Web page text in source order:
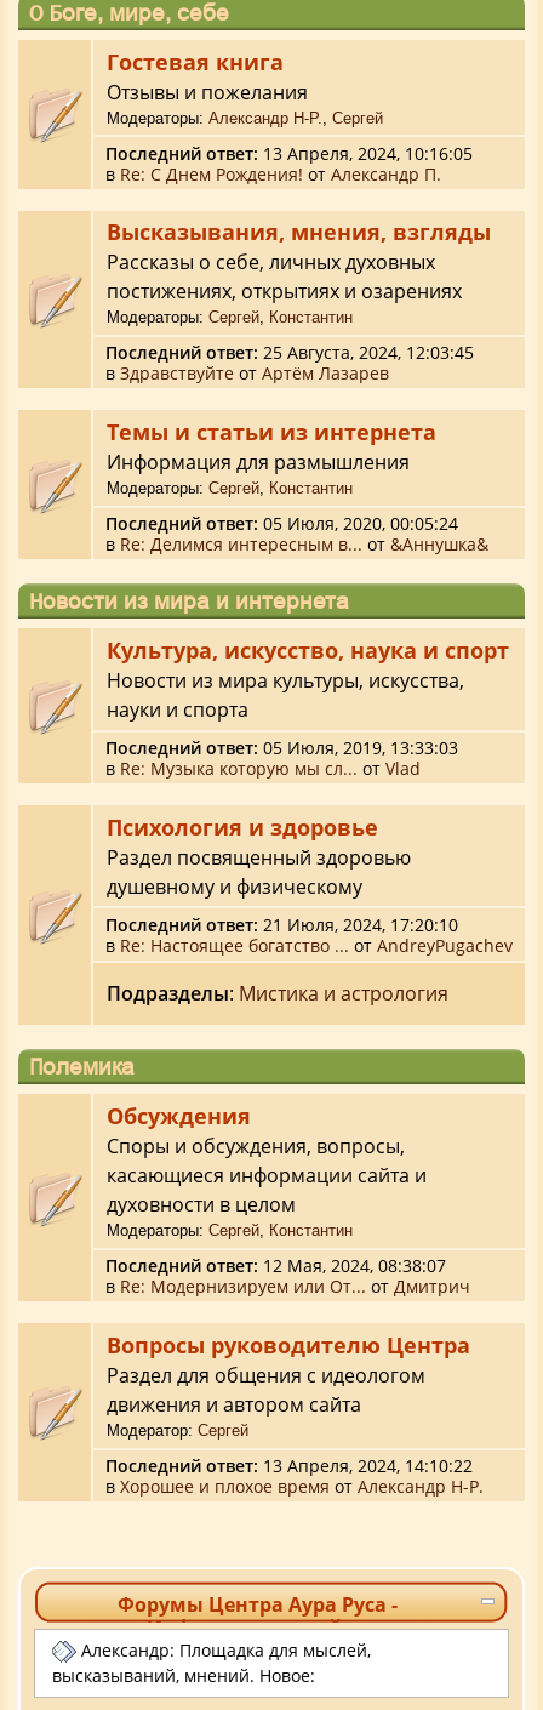
О Боге, мире, себе
Гостевая книга
Отзывы и пожелания
Модераторы:Александр Н-Р. ,Сергей
Последний ответ: 13 Апреля, 2024, 10:16:05
в Re: С Днем Рождения! от Александр П.
Высказывания, мнения, взгляды
Рассказы о себе, личных духовных
постижениях, открытиях и озарениях
Модераторы:Сергей, Константин
Последний ответ: 25 Августа, 2024, 12:03:45
в Здравствуйте от Артём Лазарев
Темы и статьи из интернета
Информация для размышления
Модераторы:Сергей, Константин
Последний ответ: 05 Июля, 2020, 00:05:24
в Re: Делимся интересным в... от &Аннушка&
Новости из мира и интернета
Культура, искусство, наука и спорт
Новости из мира культуры, искусства,
науки и спорта
Последний ответ: 05 Июля, 2019, 13:33:03
в Re: Музыка которую мы сл... от Vlad
Психология и здоровье
Раздел посвященный здоровью
душевному и физическому
Последний ответ: 21 Июля, 2024, 17:20:10
в Re: Настоящее богатство ... от AndreyPugachev
Подразделы: Мистика и астрология
Полемика
Обсуждения
Споры и обсуждения, вопросы,
касающиеся информации сайта и
духовности в целом
Модераторы:Сергей Константин
Последний ответ: 12 Мая, 2024, 08:38:07
в Re: Модернизируем или От... от Дмитрич
Вопросы руководителю Центра
Раздел для общения с идеологом
движения и автором сайта
Модератор:Сергей
Последний ответ: 13 Апреля, 2024, 14:10:22
в Хорошее и плохое время от Александр Н-Р.
Форумы Центра Аура Руса -
Информационный центр
Александр: Площадка для мыслей,
высказываний, мнений. Новое: